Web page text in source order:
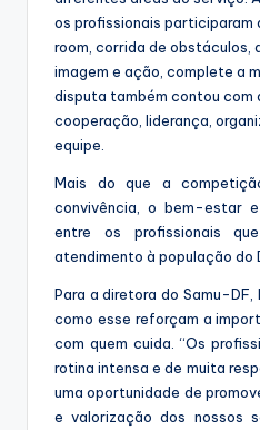
os profissionais participaram
room, corrida de obstáculos,
imagem e ação, complete a
disputa também contou com
cooperação, liderança,
equipe.
Mais do que a
convivência, o bem-estar
entre os profissionais
atendimento à população do
Para a diretora do Samu-DF,
como esse reforçam a
com quem cuida. “Os
rotina intensa e de muita
uma oportunidade de
e valorização dos nossos